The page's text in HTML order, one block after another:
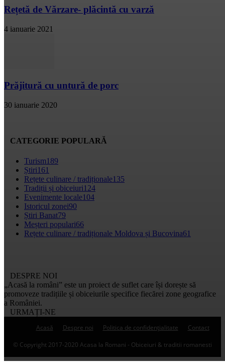
Rețetă de Vărzare- plăcintă cu varză
4 ianuarie 2021
Prăjitură cu untură de porc
30 ianuarie 2020
CATEGORIE POPULARĂ
Turism189
Știri161
Rețete culinare / tradiționale135
Tradiții și obiceiuri124
Evenimente locale104
Istoricul zonei90
Știri Banat79
Meșteri populari66
Rețete culinare / tradiționale Moldova și Bucovina61
DESPRE NOI
„Acasă la români” este un proiect de suflet care își dorește să
promoveze tradițiile și obiceiurile specifice fiecărei zone geografice
a României.
URMAȚI-NE
Acasă
Despre noi Politica de confidențialitate
Contact
© Copyright 2017-2020 Acasa la Romani - Obiceiuri & traditii romanesti